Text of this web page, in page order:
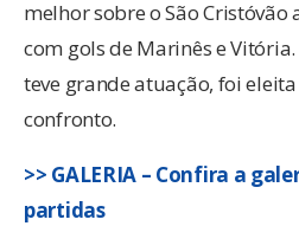
melhor sobre o São Cristóvão
com gols de Marinês e
teve grande atuação, foi eleita
confronto.
>> GALERIA – Confira a
partidas